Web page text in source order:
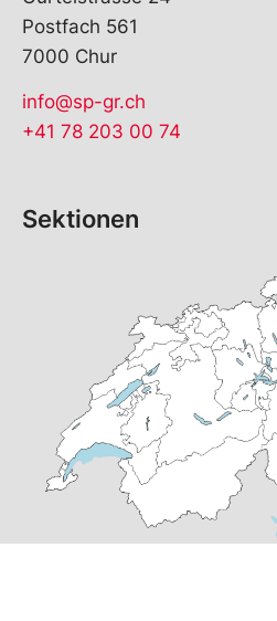
Postfach 561
7000 Chur
info@sp-gr.ch
+41 78 203 00 74
Sektionen